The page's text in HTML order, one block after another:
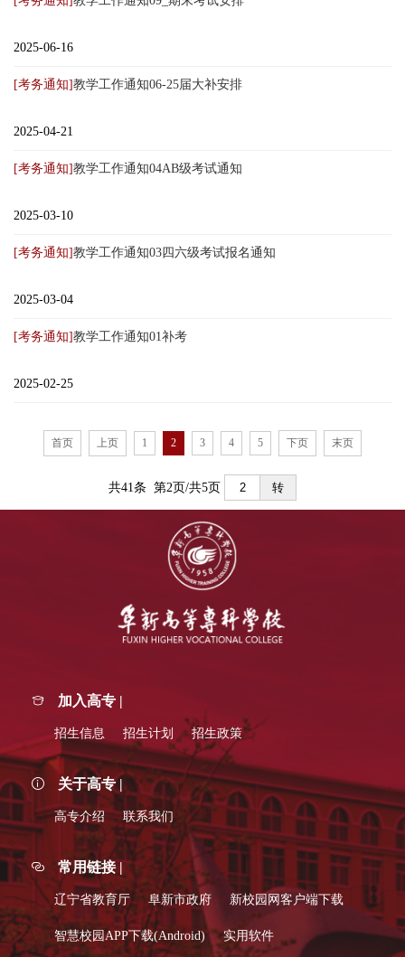
2025-06-16
[考务通知]教学工作通知06-25届大补安排
2025-04-21
[考务通知]教学工作通知04AB级考试通知
2025-03-10
[考务通知]教学工作通知03四六级考试报名通知
2025-03-04
[考务通知]教学工作通知01补考
2025-02-25
首页 上页 1 2 3 4 5 下页 末页
共41条 第2页/共5页 转
加入高专 |
招生信息 招生计划 招生政策
关于高专 |
高专介绍 联系我们
常用链接 |
辽宁省教育厅 阜新市政府 新校园网客户端下载
智慧校园APP下载(Android) 实用软件